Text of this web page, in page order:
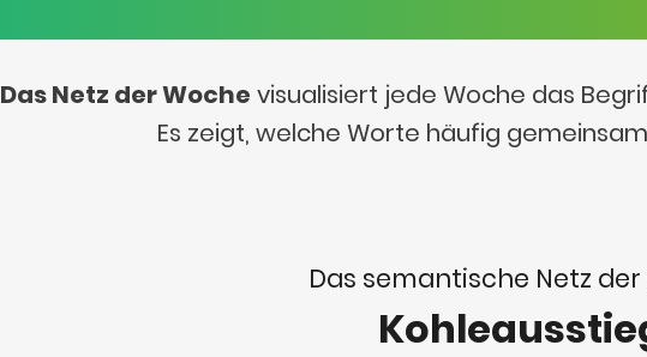
Das Netz der Woche visualisiert jede Woche das
Es zeigt, welche Worte häufig
Das semantische Netz der